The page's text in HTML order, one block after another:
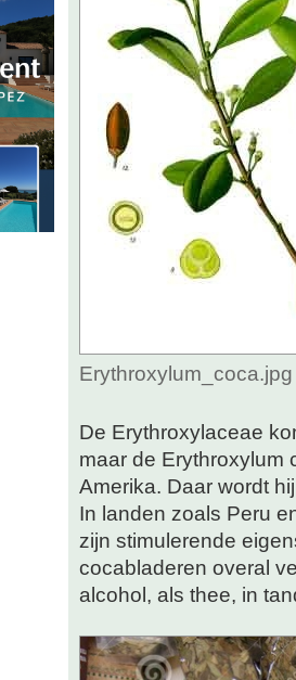
De Erythroxylaceae
maar de Erythroxylum
Amerika. Daar wordt
In landen zoals Peru
zijn stimulerende
cocabladeren overal
alcohol, als thee, in